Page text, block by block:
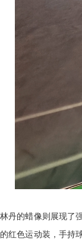
林丹的蜡像则展现了
的红色运动装，手持